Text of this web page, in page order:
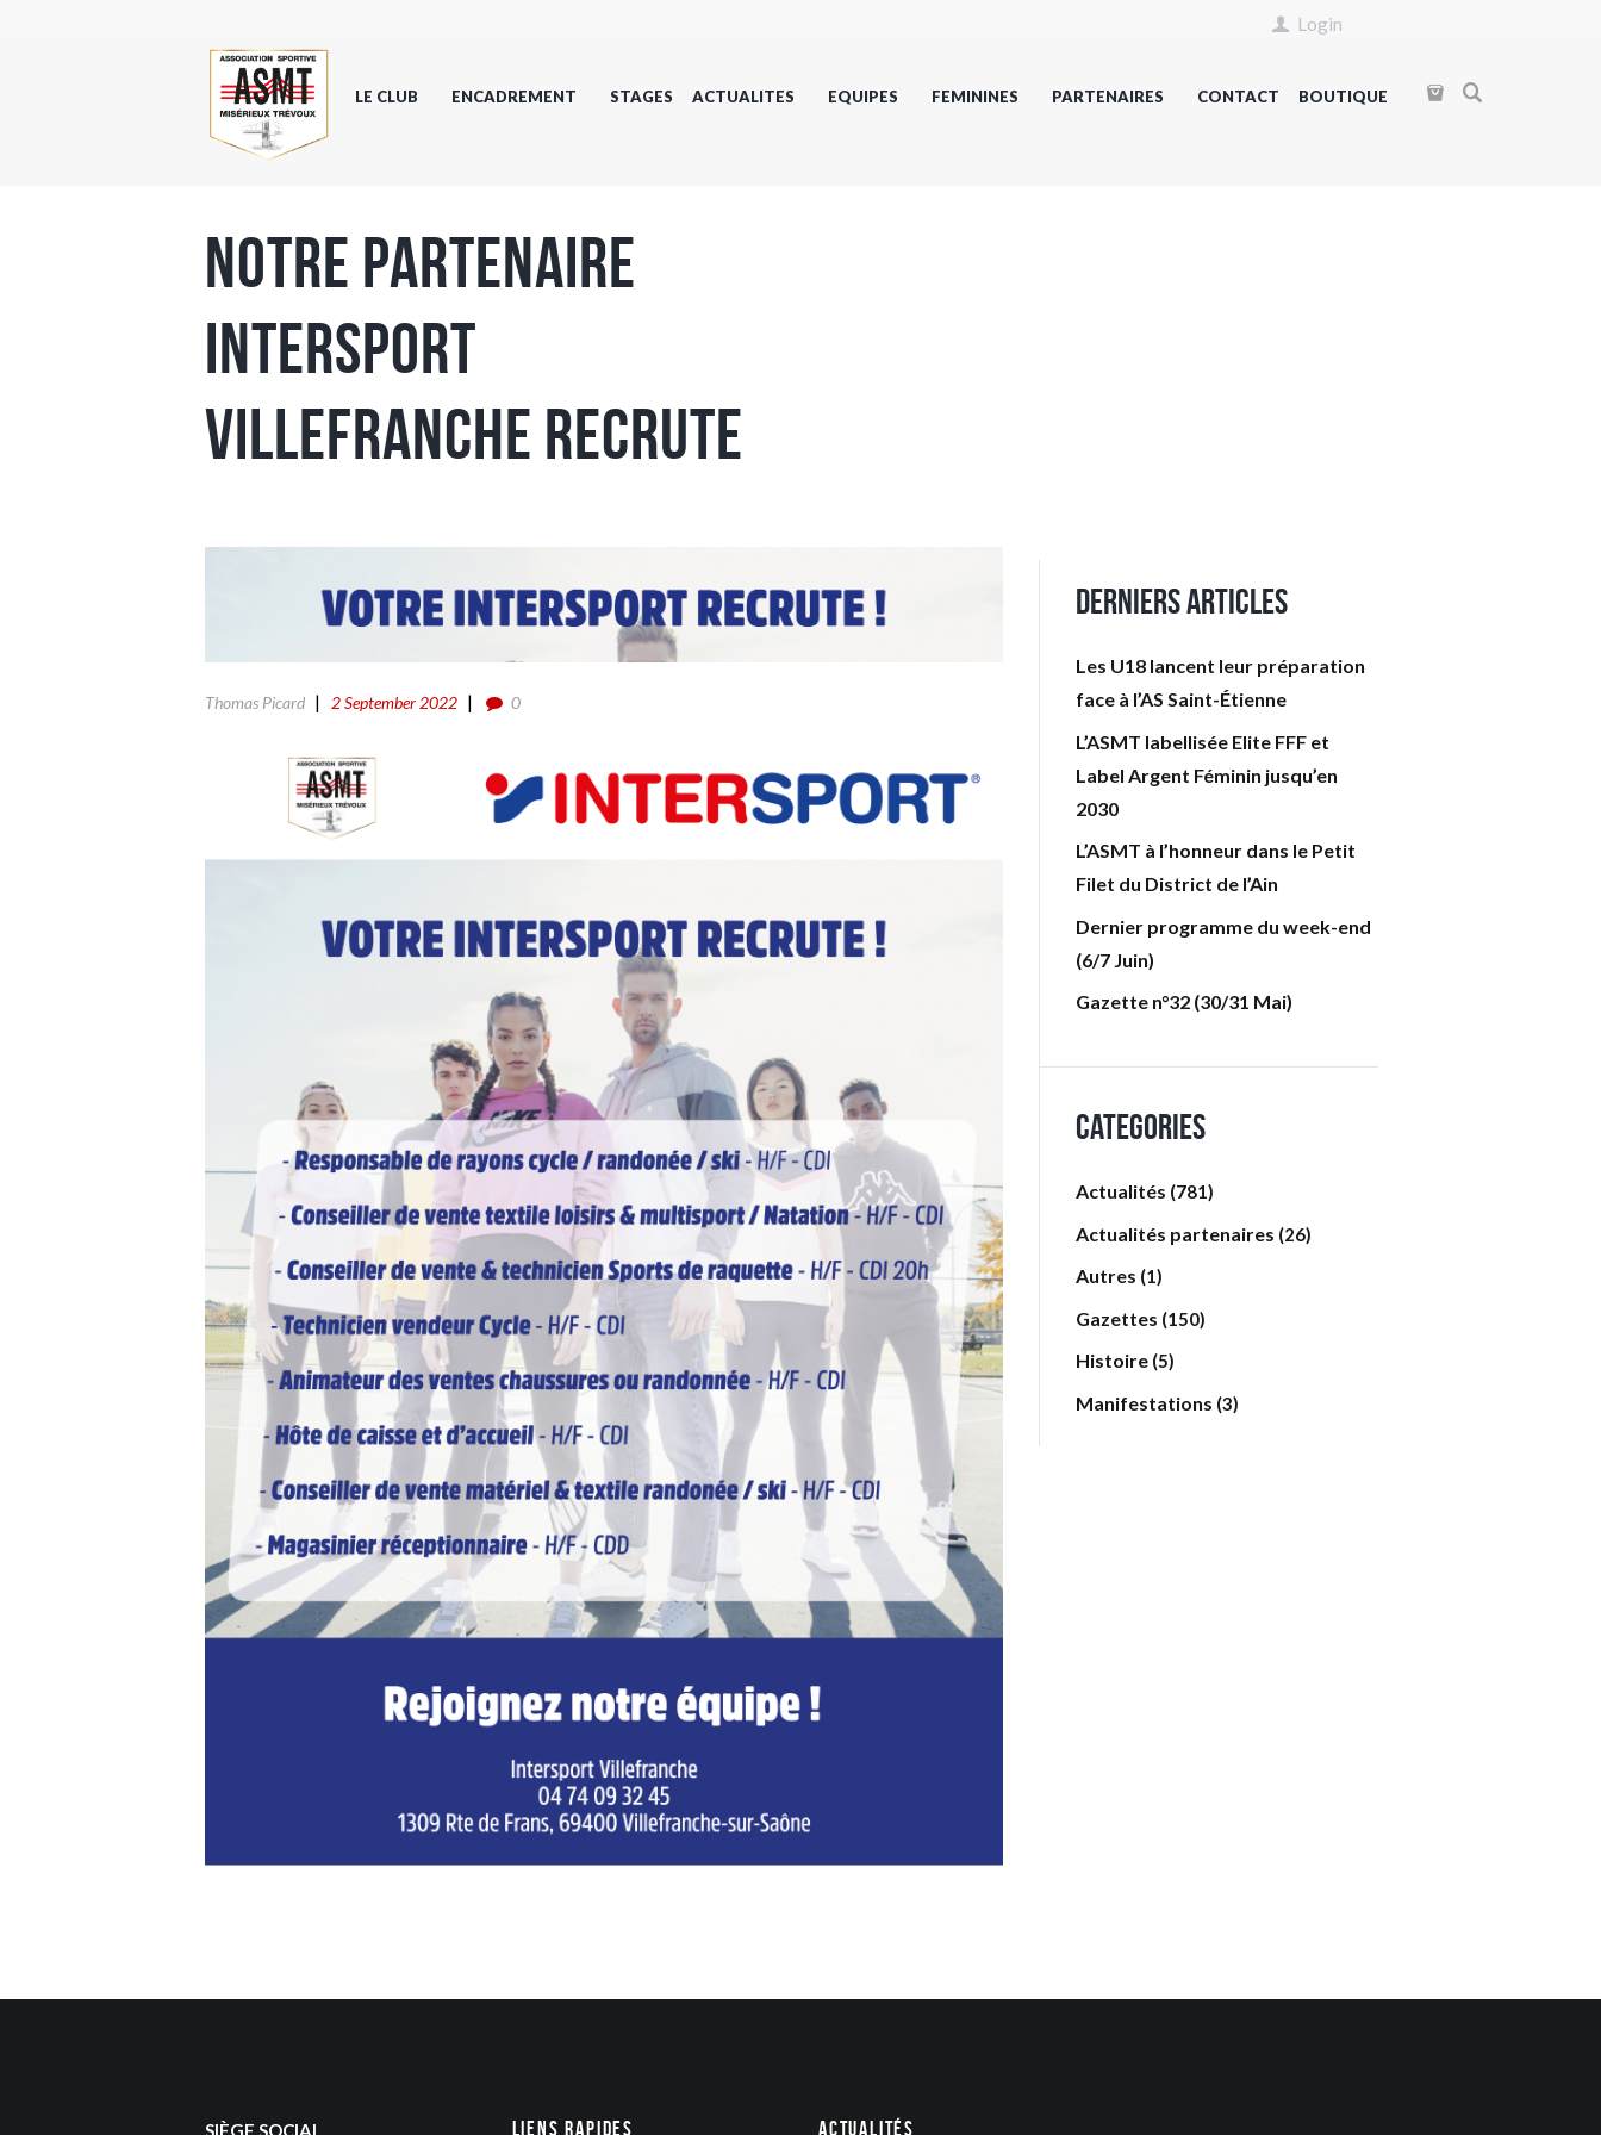
Login
LE CLUB ENCADREMENT STAGES ACTUALITES EQUIPES FEMININES PARTENAIRES CONTACT BOUTIQUE
Notre partenaire
Intersport
Villefranche recrute
Thomas Picard 2 September 2022 0
Derniers articles
Les U18 lancent leur préparation
face à l’AS Saint-Étienne
L’ASMT labellisée Elite FFF et
Label Argent Féminin jusqu’en
2030
L’ASMT à l’honneur dans le Petit
Filet du District de l’Ain
Dernier programme du week-end
(6/7 Juin)
Gazette n°32 (30/31 Mai)
Categories
Actualités (781)
Actualités partenaires (26)
Autres (1)
Gazettes (150)
Histoire (5)
Manifestations (3)
SIÈGE SOCIAL Liens rapides Actualités